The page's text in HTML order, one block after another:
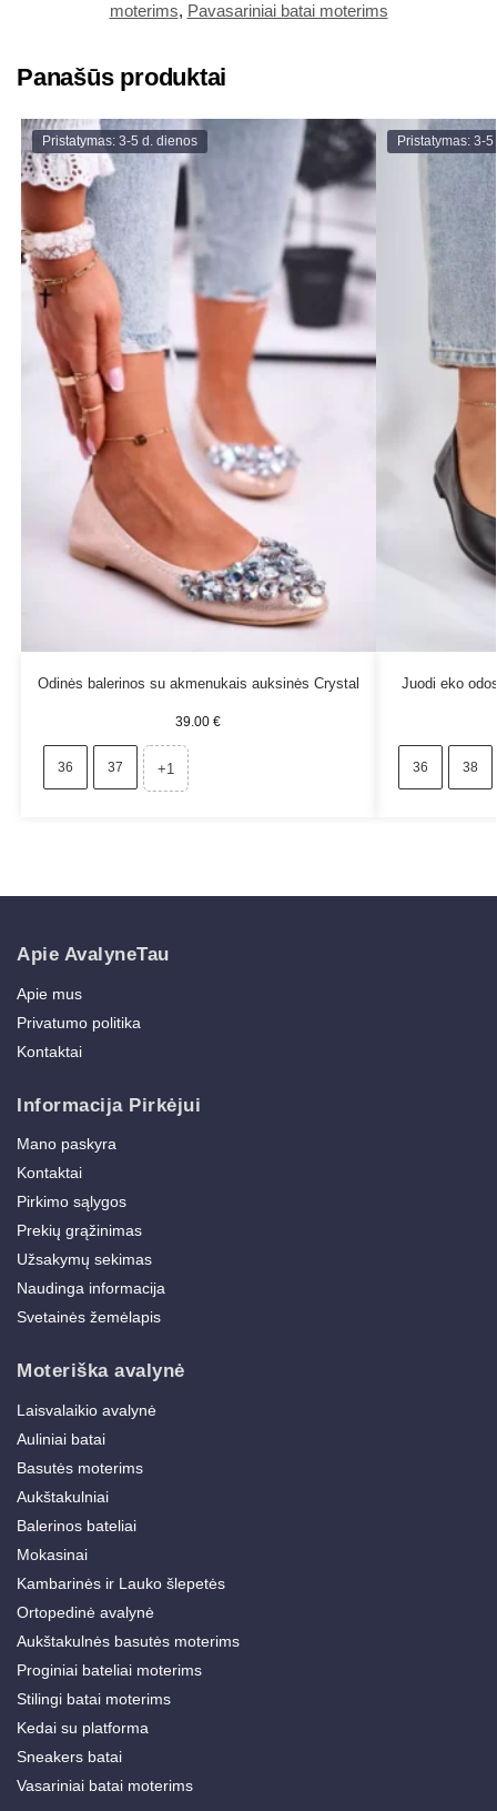
moterims, Pavasariniai batai moterims
Panašūs produktai
Pristatymas: 3-5 d. dienos
Odinės balerinos su akmenukais auksinės Crystal
39.00€
36 37 +1
Pristatymas: 3-
Juodi eko
36 38
Apie AvalyneTau
Apie mus
Privatumo politika
Kontaktai
Informacija Pirkėjui
Mano paskyra
Kontaktai
Pirkimo sąlygos
Prekių grąžinimas
Užsakymų sekimas
Naudinga informacija
Svetainės žemėlapis
Moteriška avalynė
Laisvalaikio avalynė
Auliniai batai
Basutės moterims
Aukštakulniai
Balerinos bateliai
Mokasinai
Kambarinės ir Lauko šlepetės
Ortopedinė avalynė
Aukštakulnės basutės moterims
Proginiai bateliai moterims
Stilingi batai moterims
Kedai su platforma
Sneakers batai
Vasariniai batai moterims